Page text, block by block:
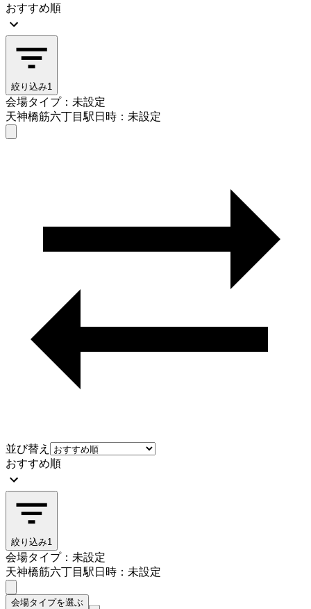
おすすめ順
絞り込み1
会場タイプ：未設定
天神橋筋六丁目駅日時：未設定
並び替え
おすすめ順
絞り込み1
会場タイプ：未設定
天神橋筋六丁目駅日時：未設定
会場タイプを選ぶ